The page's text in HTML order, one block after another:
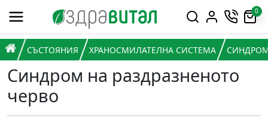
Премини към съдържанието
Горна навигация
0
Главна навигация
НАЧАЛО
СЪСТОЯНИЯ ХРАНОСМИЛАТЕЛНА СИСТЕМА
Синдром на раздразненото
черво